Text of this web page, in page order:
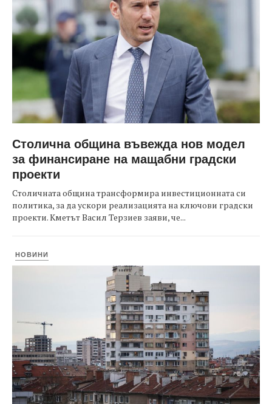
Столична община въвежда нов модел
за финансиране на мащабни градски
проекти
Столичната община трансформира инвестиционната си
политика, за да ускори реализацията на ключови градски
проекти. Кметът Васил Терзиев заяви, че...
НОВИНИ